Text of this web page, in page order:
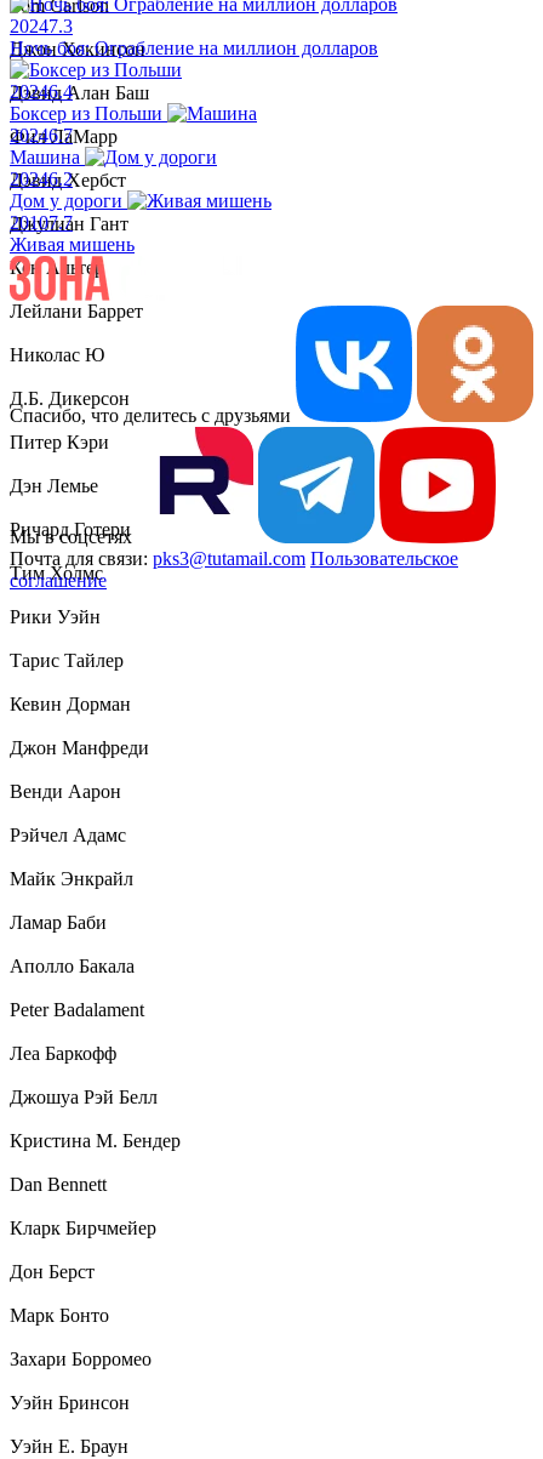
Tom Carlson
Джон Хокинсон
Дэвид Алан Баш
Фил ЛаМарр
Дэвид Хербст
Джулиан Гант
Кен Альтер
Лейлани Баррет
Николас Ю
Д.Б. Дикерсон
Питер Кэри
Дэн Лемье
Ричард Готери
Тим Холмс
Рики Уэйн
Тарис Тайлер
Кевин Дорман
Джон Манфреди
Венди Аарон
Рэйчел Адамс
Майк Энкрайл
Ламар Баби
Аполло Бакала
Peter Badalament
Леа Баркофф
Джошуа Рэй Белл
Кристина М. Бендер
Dan Bennett
Кларк Бирчмейер
Дон Берст
Марк Бонто
Захари Борромео
Уэйн Бринсон
Уэйн Е. Браун
20247.3
Ночь боя: Ограбление на миллион долларов
20246.4
Боксер из Польши
20246.7
Машина
20246.2
Дом у дороги
20107.7
Живая мишень
Спасибо, что делитесь с друзьями
Мы в соцсетях
Почта для связи: pks3@tutamail.com Пользовательское
соглашение